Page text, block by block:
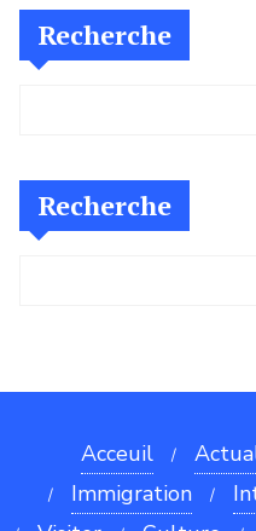
Recherche
Recherche
Acceuil
Immigration